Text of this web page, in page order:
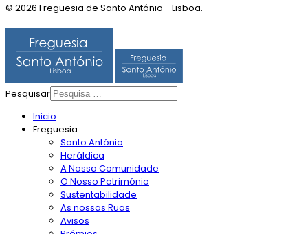
© 2026 Freguesia de Santo António - Lisboa.
Pesquisar
Inicio
Freguesia
Santo António
Heráldica
A Nossa Comunidade
O Nosso Património
Sustentabilidade
As nossas Ruas
Avisos